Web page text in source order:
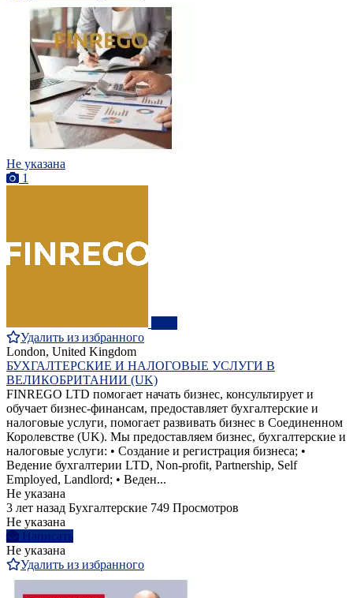
Не указана
1
Удалить из избранного
London, United Kingdom
БУХГАЛТЕРСКИЕ И НАЛОГОВЫЕ УСЛУГИ В
ВЕЛИКОБРИТАНИИ (UK)
FINREGO LTD помогает начать бизнес, консультирует и
обучает бизнес-финансам, предоставляет бухгалтерские и
налоговые услуги, помогает развивать бизнес в Соединенном
Королевстве (UK). Мы предоставляем бизнес, бухгалтерские и
налоговые услуги: • Создание и регистрация бизнеса; •
Ведение бухгалтерии LTD, Non-profit, Partnership, Self
Employed, Landlord; • Веден...
Не указана
3 лет назад Бухгалтерские 749 Просмотров
Не указана
Написать
Не указана
Удалить из избранного